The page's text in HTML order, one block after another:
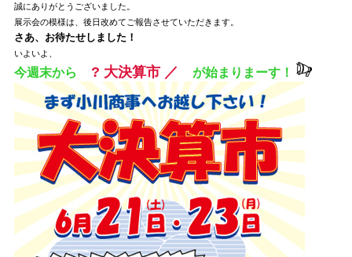
誠にありがとうございました。
展示会の模様は、後日改めてご報告させていただきます。
さあ、お待たせしました！
いよいよ、
今週末から ? 大決算市 ／ が始まりまーす！